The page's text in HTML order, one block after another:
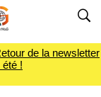
de la newsletter
été !